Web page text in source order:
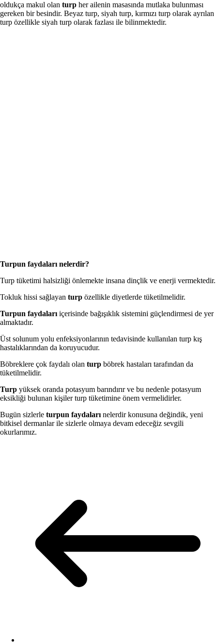
oldukça makul olan turp her ailenin masasında mutlaka bulunması
gereken bir besindir. Beyaz turp, siyah turp, kırmızı turp olarak ayrılan
turp özellikle siyah turp olarak fazlası ile bilinmektedir.
Turpun faydaları nelerdir?
Turp tüketimi halsizliği önlemekte insana dinçlik ve enerji vermektedir.
Tokluk hissi sağlayan turp özellikle diyetlerde tüketilmelidir.
Turpun faydaları içerisinde bağışıklık sistemini güçlendirmesi de yer
almaktadır.
Üst solunum yolu enfeksiyonlarının tedavisinde kullanılan turp kış
hastalıklarından da koruyucudur.
Böbreklere çok faydalı olan turp böbrek hastaları tarafından da
tüketilmelidir.
Turp yüksek oranda potasyum barındırır ve bu nedenle potasyum
eksikliği bulunan kişiler turp tüketimine önem vermelidirler.
Bugün sizlerle turpun faydaları nelerdir konusuna değindik, yeni
bitkisel dermanlar ile sizlerle olmaya devam edeceğiz sevgili
okurlarımız.